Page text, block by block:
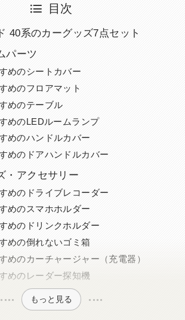
目次
40系のカーグッズ7点セット
パーツ
めのシートカバー
めのフロアマット
めのテーブル
めのLEDルームランプ
めのハンドルカバー
めのドアハンドルカバー
・アクセサリー
めのドライブレコーダー
めのスマホホルダー
めのドリンクホルダー
めの倒れないゴミ箱
めのカーチャージャー（充電器）
めのレーダー探知機
もっと見る